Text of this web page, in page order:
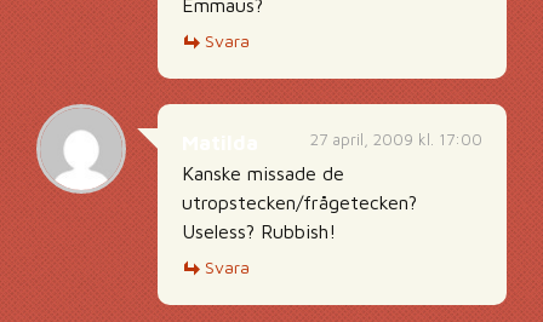
Emmaus?
Svara
27 april, 2009 kl. 17:00
Kanske missade de
utropstecken/frågetecken?
Useless? Rubbish!
Svara